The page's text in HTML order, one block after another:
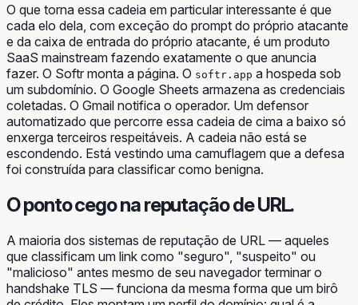
O que torna essa cadeia em particular interessante é que
cada elo dela, com exceção do prompt do próprio atacante
e da caixa de entrada do próprio atacante, é um produto
SaaS mainstream fazendo exatamente o que anuncia
fazer. O Softr monta a página. O softr.app a hospeda sob
um subdomínio. O Google Sheets armazena as credenciais
coletadas. O Gmail notifica o operador. Um defensor
automatizado que percorre essa cadeia de cima a baixo só
enxerga terceiros respeitáveis. A cadeia não está se
escondendo. Está vestindo uma camuflagem que a defesa
foi construída para classificar como benigna.
O ponto cego na reputação de URL.
A maioria dos sistemas de reputação de URL — aqueles
que classificam um link como "seguro", "suspeito" ou
"malicioso" antes mesmo de seu navegador terminar o
handshake TLS — funciona da mesma forma que um birô